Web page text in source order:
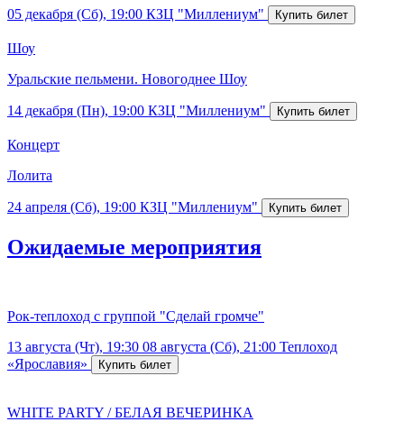
05 декабря (Сб), 19:00 КЗЦ "Миллениум"
Шоу
Уральские пельмени. Новогоднее Шоу
14 декабря (Пн), 19:00 КЗЦ "Миллениум"
Концерт
Лолита
24 апреля (Сб), 19:00 КЗЦ "Миллениум"
Ожидаемые мероприятия
Рок-теплоход с группой "Сделай громче"
13 августа (Чт), 19:30 08 августа (Сб), 21:00 Теплоход
«Ярославия»
WHITE PARTY / БЕЛАЯ ВЕЧЕРИНКА